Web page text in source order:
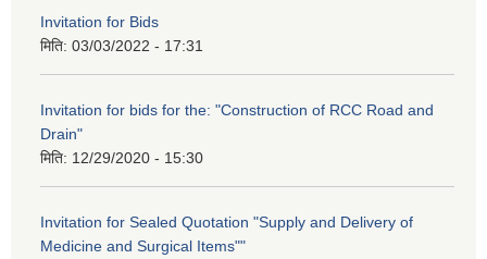
Invitation for Bids
मिति: 03/03/2022 - 17:31
Invitation for bids for the: "Construction of RCC Road and
Drain"
मिति: 12/29/2020 - 15:30
Invitation for Sealed Quotation "Supply and Delivery of
Medicine and Surgical Items""